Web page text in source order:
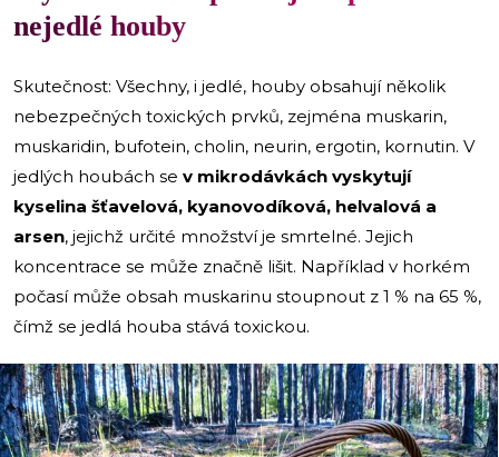
nejedlé houby
Skutečnost: Všechny, i jedlé, houby obsahují několik
nebezpečných toxických prvků, zejména muskarin,
muskaridin, bufotein, cholin, neurin, ergotin, kornutin. V
jedlých houbách se v mikrodávkách vyskytují
kyselina šťavelová, kyanovodíková, helvalová a
arsen, jejichž určité množství je smrtelné. Jejich
koncentrace se může značně lišit. Například v horkém
počasí může obsah muskarinu stoupnout z 1 % na 65 %,
čímž se jedlá houba stává toxickou.